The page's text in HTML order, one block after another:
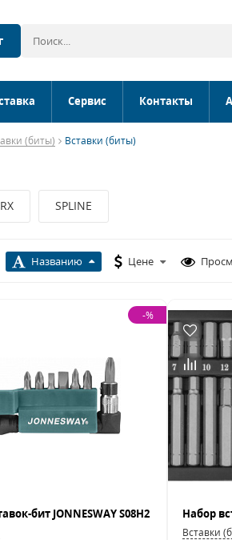
Сервис Контакты
(биты) Вставки (биты)
SPLINE
Названию Цене
-%
Вставки